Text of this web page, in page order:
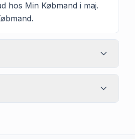
hos Min Købmand i maj.